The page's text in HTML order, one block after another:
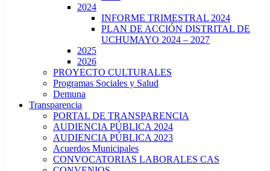
2024
INFORME TRIMESTRAL 2024
PLAN DE ACCIÓN DISTRITAL DE
UCHUMAYO 2024 – 2027
2025
2026
PROYECTO CULTURALES
Programas Sociales y Salud
Demuna
Transparencia
PORTAL DE TRANSPARENCIA
AUDIENCIA PÚBLICA 2024
AUDIENCIA PÚBLICA 2023
Acuerdos Municipales
CONVOCATORIAS LABORALES CAS